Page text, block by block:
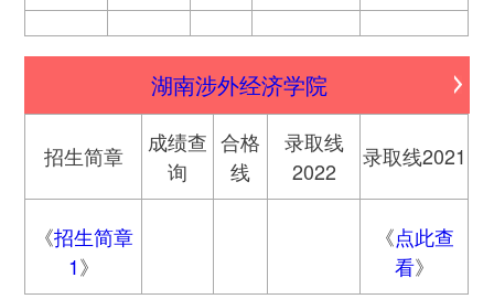
湖南涉外经济学院
招生简章
成绩查
询
合格
线
录取线
2022
录取线2021
《招生简章
1》
《点此查
看》